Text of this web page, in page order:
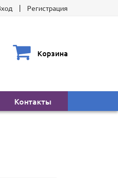
Регистрация
Корзина
Контакты